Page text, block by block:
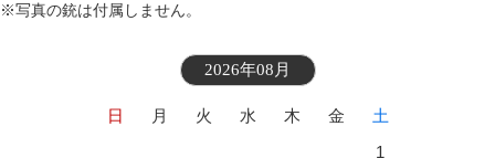
※写真の銃は付属しません。
2026年08月
日 月 火 水 木 金
土
1